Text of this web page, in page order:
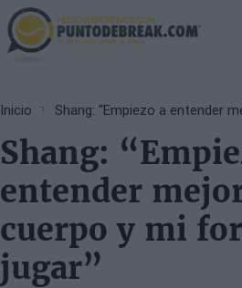
Skip
to
main
Breadcrumb
Inicio
Shang:
entender
cuerpo y mi
jugar”